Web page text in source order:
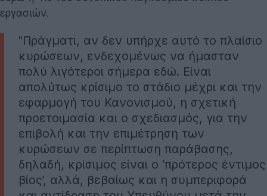
εργασιών.
"Πράγματι, αν δεν υπήρχε αυτό το πλαίσιο
κυρώσεων, ενδεχομένως να ήμασταν
πολύ λιγότεροι σήμερα εδώ. Είναι
απολύτως κρίσιμο το στάδιο μέχρι και την
εφαρμογή του Κανονισμού, η σχετική
προετοιμασία και ο σχεδιασμός, για την
επιβολή και την επιμέτρηση των
κυρώσεων σε περίπτωση παράβασης,
δηλαδή, κρίσιμος είναι ο ‘πρότερος έντιμος
βίος’, αλλά, βεβαίως και η συμπεριφορά